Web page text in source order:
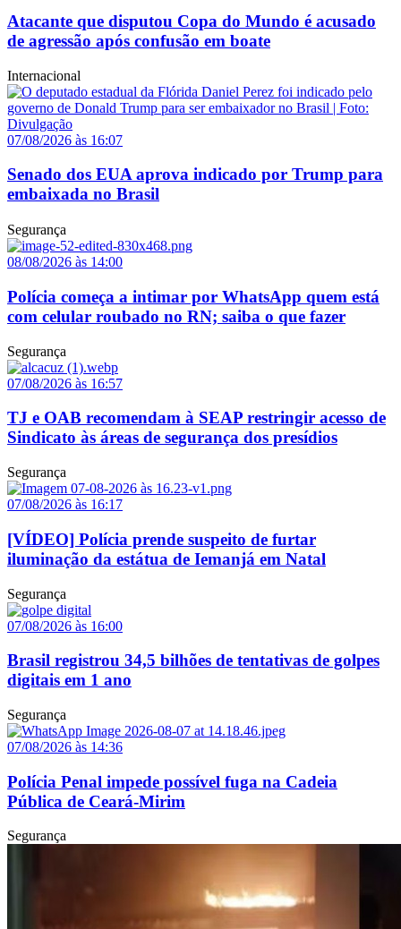
Atacante que disputou Copa do Mundo é acusado
de agressão após confusão em boate
Internacional
07/08/2026 às 16:07
Senado dos EUA aprova indicado por Trump para
embaixada no Brasil
Segurança
08/08/2026 às 14:00
Polícia começa a intimar por WhatsApp quem está
com celular roubado no RN; saiba o que fazer
Segurança
07/08/2026 às 16:57
TJ e OAB recomendam à SEAP restringir acesso de
Sindicato às áreas de segurança dos presídios
Segurança
07/08/2026 às 16:17
[VÍDEO] Polícia prende suspeito de furtar
iluminação da estátua de Iemanjá em Natal
Segurança
07/08/2026 às 16:00
Brasil registrou 34,5 bilhões de tentativas de golpes
digitais em 1 ano
Segurança
07/08/2026 às 14:36
Polícia Penal impede possível fuga na Cadeia
Pública de Ceará-Mirim
Segurança